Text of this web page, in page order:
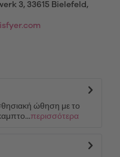
3, 33615 Bielefeld,
ώθηση με το
περισσότερα